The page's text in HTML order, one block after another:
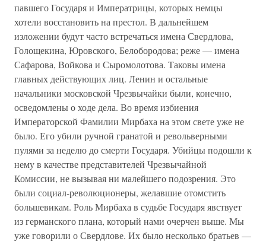
павшего Государя и Императрицы, которых немцы
хотели восстановить на престол. В дальнейшем
изложении будут часто встречаться имена Свердлова,
Голощекина, Юровского, Белобородова; реже — имена
Сафарова, Войкова и Сыромолотова. Таковы имена
главных действующих лиц. Ленин и остальные
начальники московской Чрезвычайки были, конечно,
осведомлены о ходе дела. Во время избиения
Императорской Фамилии Мирбаха на этом свете уже не
было. Его убили ручной гранатой и револьверными
пулями за неделю до смерти Государя. Убийцы подошли к
нему в качестве представителей Чрезвычайной
Комиссии, не вызывая ни малейшего подозрения. Это
были социал-революционеры, желавшие отомстить
большевикам. Роль Мирбаха в судьбе Государя явствует
из германского плана, который нами очерчен выше. Мы
уже говорили о Свердлове. Их было несколько братьев —